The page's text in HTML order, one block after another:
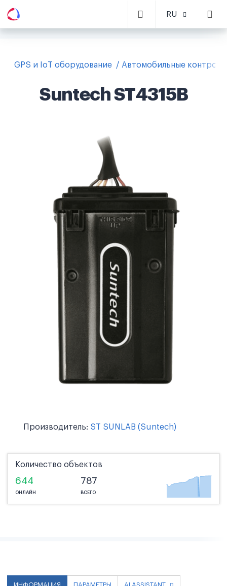
RU
GPS и IoT оборудование Автомобильные
Suntech ST4315B
Производитель: ST SUNLAB (Suntech)
Количество объектов
644
ОНЛАЙН
787
ВСЕГО